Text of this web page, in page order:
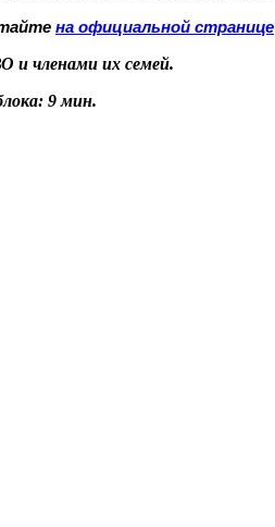
на официальной странице
и членами их семей.
9 мин.